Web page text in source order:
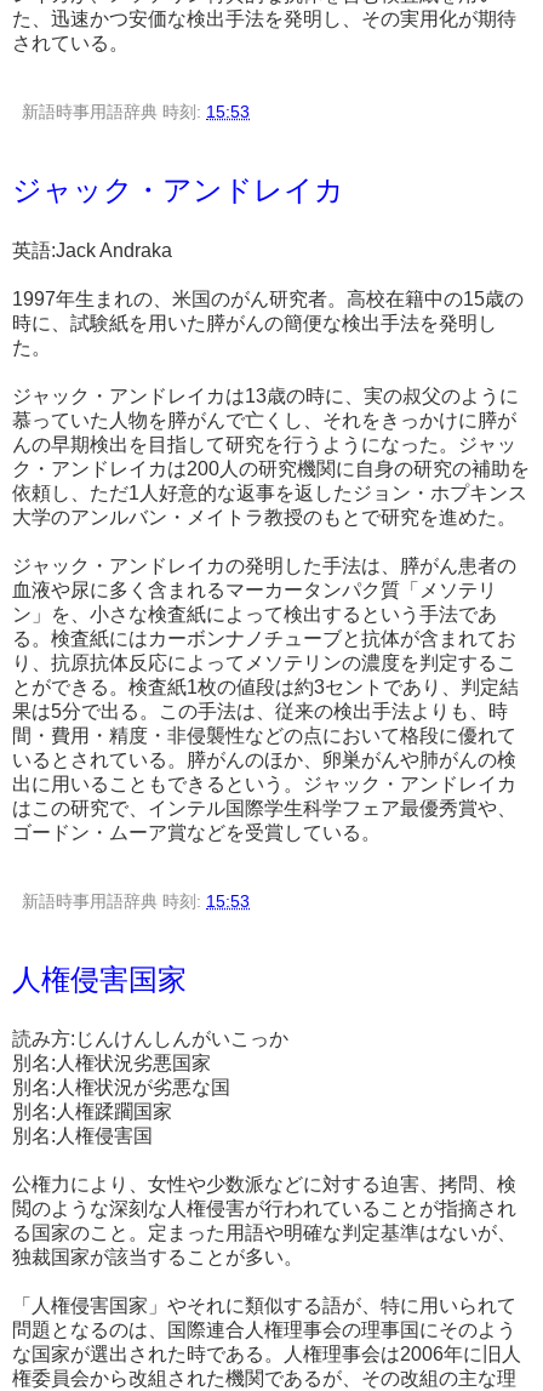
た、迅速かつ安価な検出手法を発明し、その実用化が期待
されている。
新語時事用語辞典 時刻: 15:53
ジャック・アンドレイカ
英語:Jack Andraka
1997年生まれの、米国のがん研究者。高校在籍中の15歳の
時に、試験紙を用いた膵がんの簡便な検出手法を発明し
た。
ジャック・アンドレイカは13歳の時に、実の叔父のように
慕っていた人物を膵がんで亡くし、それをきっかけに膵が
んの早期検出を目指して研究を行うようになった。ジャッ
ク・アンドレイカは200人の研究機関に自身の研究の補助を
依頼し、ただ1人好意的な返事を返したジョン・ホプキンス
大学のアンルバン・メイトラ教授のもとで研究を進めた。
ジャック・アンドレイカの発明した手法は、膵がん患者の
血液や尿に多く含まれるマーカータンパク質「メソテリ
ン」を、小さな検査紙によって検出するという手法であ
る。検査紙にはカーボンナノチューブと抗体が含まれてお
り、抗原抗体反応によってメソテリンの濃度を判定するこ
とができる。検査紙1枚の値段は約3セントであり、判定結
果は5分で出る。この手法は、従来の検出手法よりも、時
間・費用・精度・非侵襲性などの点において格段に優れて
いるとされている。膵がんのほか、卵巣がんや肺がんの検
出に用いることもできるという。ジャック・アンドレイカ
はこの研究で、インテル国際学生科学フェア最優秀賞や、
ゴードン・ムーア賞などを受賞している。
新語時事用語辞典 時刻: 15:53
人権侵害国家
読み方:じんけんしんがいこっか
別名:人権状況劣悪国家
別名:人権状況が劣悪な国
別名:人権蹂躙国家
別名:人権侵害国
公権力により、女性や少数派などに対する迫害、拷問、検
閲のような深刻な人権侵害が行われていることが指摘され
る国家のこと。定まった用語や明確な判定基準はないが、
独裁国家が該当することが多い。
「人権侵害国家」やそれに類似する語が、特に用いられて
問題となるのは、国際連合人権理事会の理事国にそのよう
な国家が選出された時である。人権理事会は2006年に旧人
権委員会から改組された機関であるが、その改組の主な理